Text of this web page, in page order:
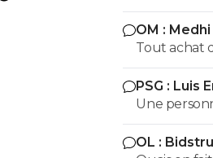
fracasser
OM :
la réponse
Tout achat
president,
president
que c est lui
UEFA. On peut reprocher à Benatia le
choix de
PSG : Luis
d'Hakimi
Une
Criminelle
OL :